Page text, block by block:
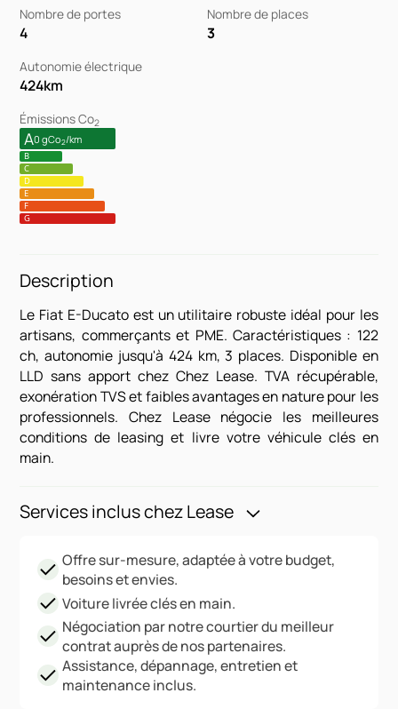
Nombre de portes
4
Nombre de places
3
Autonomie électrique
424km
Émissions Co2
A0 gCo2/km
B
C
D
E
F
G
Description
Le Fiat E-Ducato est un utilitaire robuste idéal pour les
artisans, commerçants et PME. Caractéristiques : 122
ch, autonomie jusqu'à 424 km, 3 places. Disponible en
LLD sans apport chez Chez Lease. TVA récupérable,
exonération TVS et faibles avantages en nature pour les
professionnels. Chez Lease négocie les meilleures
conditions de leasing et livre votre véhicule clés en
main.
Services inclus chez Lease
Offre sur-mesure, adaptée à votre budget,
besoins et envies.
Voiture livrée clés en main.
Négociation par notre courtier du meilleur
contrat auprès de nos partenaires.
Assistance, dépannage, entretien et
maintenance inclus.